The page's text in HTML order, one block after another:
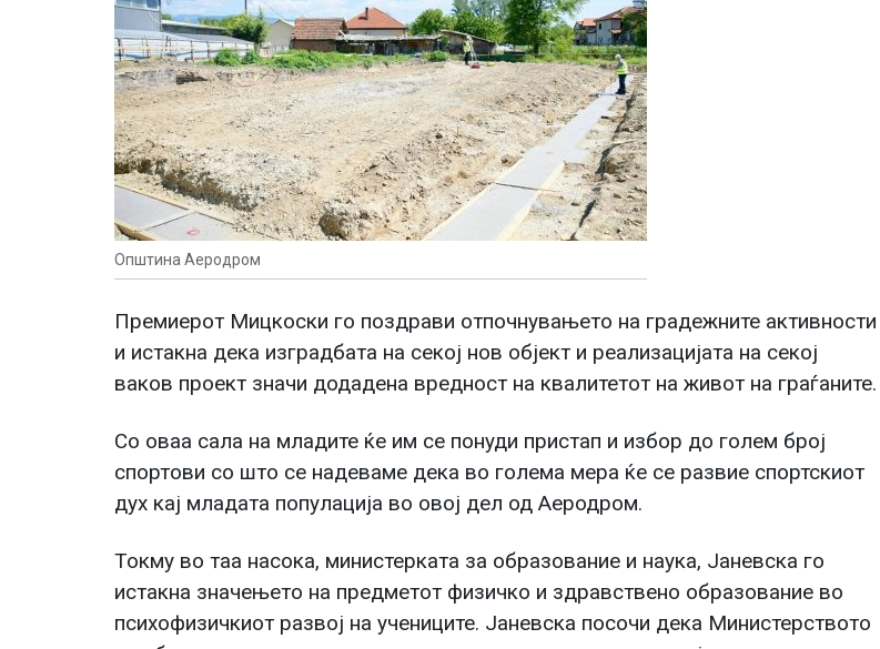
Општина Аеродром
Премиерот Мицкоски го поздрави отпочнувањето на градежните активности
и истакна дека изградбата на секој нов објект и реализацијата на секој
ваков проект значи додадена вредност на квалитетот на живот на граѓаните.
Со оваа сала на младите ќе им се понуди пристап и избор до голем број
спортови со што се надеваме дека во голема мера ќе се развие спортскиот
дух кај младата популација во овој дел од Аеродром.
Токму во таа насока, министерката за образование и наука, Јаневска го
истакна значењето на предметот физичко и здравствено образование во
психофизичкиот развој на учениците. Јаневска посочи дека Министерството